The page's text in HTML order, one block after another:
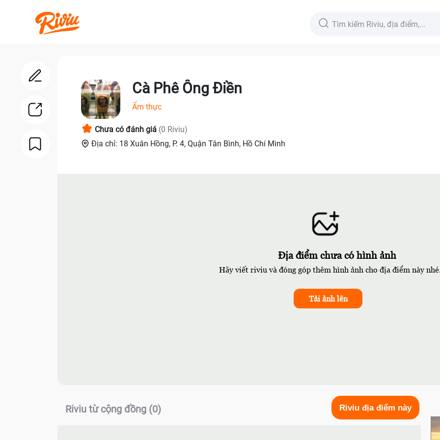
Cà Phê Ông Điền
Ẩm thực
Chưa có đánh giá (0 Riviu)
Địa chỉ: 18 Xuân Hồng, P. 4, Quận Tân Bình, Hồ Chí Minh
Địa điểm chưa có hình ảnh
Hãy viết riviu và đóng góp thêm hình ảnh cho địa điểm này
Tải ảnh lên
Riviu từ cộng đồng (0) Riviu địa điểm này